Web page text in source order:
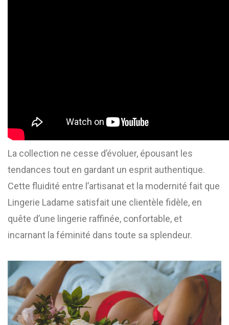
La collection ne cesse d’évoluer, épousant les
tendances tout en gardant un esprit authentique.
Cette fluidité entre l’artisanat et la modernité fait que
Lingerie Ladame satisfait une clientèle fidèle, en
quête d’une lingerie raffinée, confortable, et
incarnant la féminité dans toute sa splendeur.